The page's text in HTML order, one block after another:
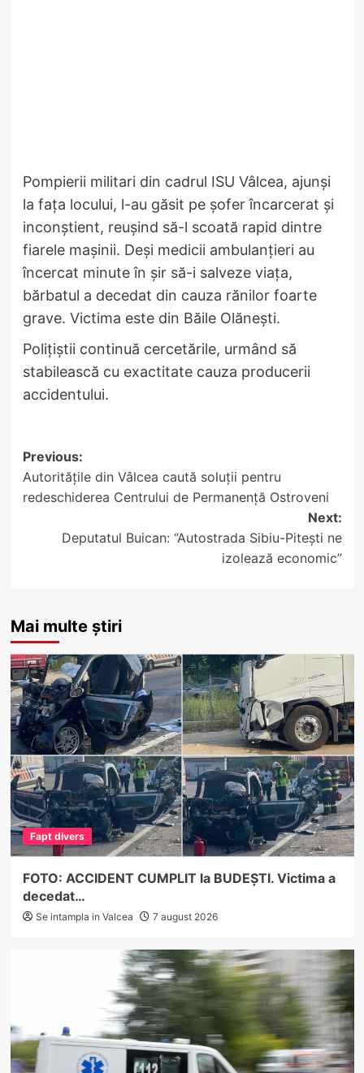
Pompierii militari din cadrul ISU Vâlcea, ajunși
la fața locului, l-au găsit pe șofer încarcerat și
inconștient, reușind să-l scoată rapid dintre
fiarele mașinii. Deși medicii ambulanțieri au
încercat minute în șir să-i salveze viața,
bărbatul a decedat din cauza rănilor foarte
grave. Victima este din Băile Olănești.
Polițiștii continuă cercetările, urmând să
stabilească cu exactitate cauza producerii
accidentului.
Post
navigation
Previous:
Autoritățile din Vâlcea caută soluții pentru
redeschiderea Centrului de Permanență Ostroveni
Next:
Deputatul Buican: “Autostrada Sibiu-Pitești ne
izolează economic”
Mai multe știri
Fapt divers
FOTO: ACCIDENT CUMPLIT la BUDEȘTI. Victima a
decedat…
Se intampla in Valcea 7 august 2026